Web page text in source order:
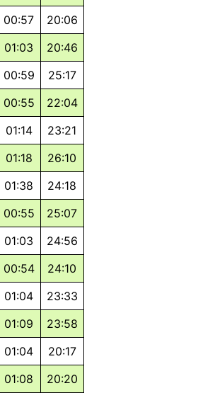
00:57
20:06
01:03
20:46
00:59
25:17
00:55
22:04
01:14
23:21
01:18
26:10
01:38
24:18
00:55
25:07
01:03
24:56
00:54
24:10
01:04
23:33
01:09
23:58
01:04
20:17
01:08
20:20